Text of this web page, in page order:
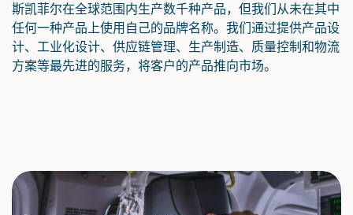
斯凯菲尔在全球范围内生产数千种产品，但我们从未在其中
任何一种产品上使用自己的品牌名称。我们通过提供产品设
计、工业化设计、供应链管理、生产制造、质量控制和物流
方案等最先进的服务，将客户的产品推向市场。